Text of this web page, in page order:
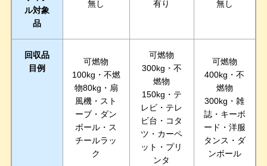
ル対象
品
無し 有り 無し
回収品
目例
可燃物
100kg・不燃
物80kg・扇
風機・スト
ーブ・ダン
ボール・ス
チールラッ
ク
可燃物
300kg・不
燃物
150kg・テ
レビ・テレ
ビ台・コタ
ツ・カーペ
ット・プリ
ンタ
可燃物
400kg・不
燃物
300kg・雑
誌・キーボ
ード・洋服
タンス・ダ
ンボール